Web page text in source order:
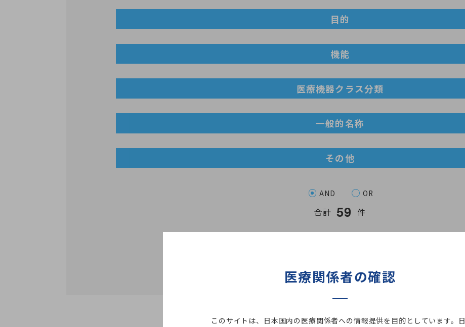
目的
機能
医療機器クラス分類
一般的名称
その他
AND OR
合計 59 件
医療関係者の確認
このサイトは、日本国内の医療関係者への情報提供を目的としています。日